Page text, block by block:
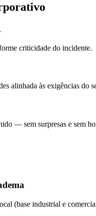
criticidade do incidente.
alinhada às exigências do
— sem surpresas e sem
(base industrial e